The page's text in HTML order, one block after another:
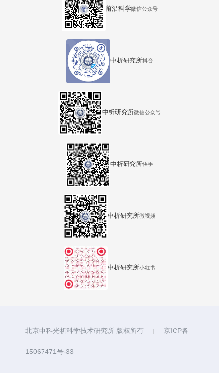
前沿科学微信公众号
中析研究所抖音
中析研究所微信公众号
中析研究所快手
中析研究所微视频
中析研究所小红书
北京中科光析科学技术研究所 版权所有 | 京ICP备
15067471号-33